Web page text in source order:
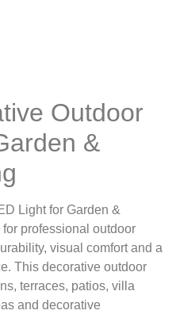
Outdoor
&
Light for Garden &
professional outdoor
visual comfort and a
This decorative outdoor
terraces, patios, villa
and decorative